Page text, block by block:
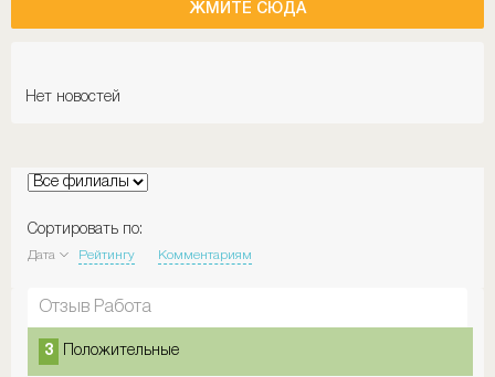
ЖМИТЕ СЮДА
Нет новостей
Сортировать по:
Дата Рейтингу Комментариям
Отзыв Работа
3 Положительные